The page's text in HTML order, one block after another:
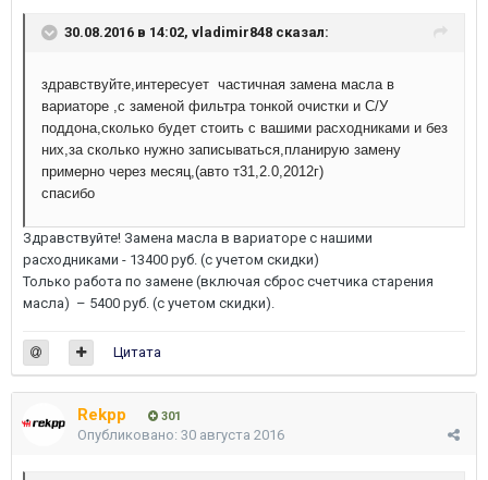
30.08.2016 в 14:02, vladimir848 сказал:
здравствуйте,интересует частичная замена масла в
вариаторе ,с заменой фильтра тонкой очистки и С/У
поддона,сколько будет стоить с вашими расходниками и без
них,за сколько нужно записываться,планирую замену
примерно через месяц,(авто т31,2.0,2012г)
спасибо
Здравствуйте! Замена масла в вариаторе с нашими
расходниками - 13400 руб. (с учетом скидки)
Только работа по замене (включая сброс счетчика старения
масла) – 5400 руб. (с учетом скидки).
Цитата
Rekpp 301
Опубликовано: 30 августа 2016